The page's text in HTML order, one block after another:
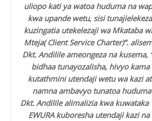
uliopo kati ya watoa huduma na
kwa upande wetu, sisi
kuzingatia utekelezaji wa Mkataba
Mteja( Client Service Charter)”.
Dkt. Andilile ameongeza na kusema,
bidhaa tunayozalisha, hivyo
kutathmini utendaji wetu wa kazi
namna ambavyo tunatoa huduma
Dkt. Andilile alimalizia kwa kuwataka
EWURA kuboresha utendaji kazi